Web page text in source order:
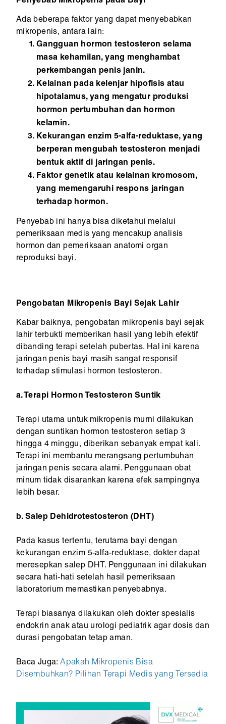
Ada beberapa faktor yang dapat menyebabkan
mikropenis, antara lain:
Gangguan hormon testosteron selama
masa kehamilan, yang menghambat
perkembangan penis janin.
Kelainan pada kelenjar hipofisis atau
hipotalamus, yang mengatur produksi
hormon pertumbuhan dan hormon
kelamin.
Kekurangan enzim 5-alfa-reduktase, yang
berperan mengubah testosteron menjadi
bentuk aktif di jaringan penis.
Faktor genetik atau kelainan kromosom,
yang memengaruhi respons jaringan
terhadap hormon.
Penyebab ini hanya bisa diketahui melalui
pemeriksaan medis yang mencakup analisis
hormon dan pemeriksaan anatomi organ
reproduksi bayi.
Pengobatan Mikropenis Bayi Sejak Lahir
Kabar baiknya, pengobatan mikropenis bayi sejak
lahir terbukti memberikan hasil yang lebih efektif
dibanding terapi setelah pubertas. Hal ini karena
jaringan penis bayi masih sangat responsif
terhadap stimulasi hormon testosteron.
a. Terapi Hormon Testosteron Suntik
Terapi utama untuk mikropenis murni dilakukan
dengan suntikan hormon testosteron setiap 3
hingga 4 minggu, diberikan sebanyak empat kali.
Terapi ini membantu merangsang pertumbuhan
jaringan penis secara alami. Penggunaan obat
minum tidak disarankan karena efek sampingnya
lebih besar.
b. Salep Dehidrotestosteron (DHT)
Pada kasus tertentu, terutama bayi dengan
kekurangan enzim 5-alfa-reduktase, dokter dapat
meresepkan salep DHT. Penggunaan ini dilakukan
secara hati-hati setelah hasil pemeriksaan
laboratorium memastikan penyebabnya.
Terapi biasanya dilakukan oleh dokter spesialis
endokrin anak atau urologi pediatrik agar dosis dan
durasi pengobatan tetap aman.
Baca Juga:Apakah Mikropenis Bisa
Disembuhkan? Pilihan Terapi Medis yang Tersedia